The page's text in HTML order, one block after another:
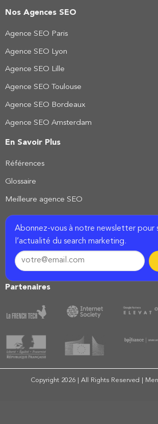
Nos Agences SEO
Agence SEO Paris
Agence SEO Lyon
Agence SEO Lille
Agence SEO Toulouse
Agence SEO Bordeaux
Agence SEO Amsterdam
En Savoir Plus
Références
Glossaire
Meilleure agence SEO
Abonnez-vous à notre newsletter pour
l’actualité du search marketing.
Partenaires
Copyright 2026 | All Rights Reserved |